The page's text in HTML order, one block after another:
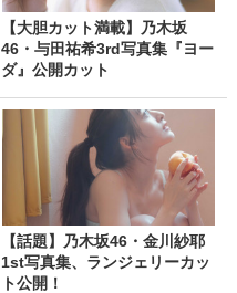
【大胆カット満載】乃木坂
46・与田祐希3rd写真集『ヨー
ダ』公開カット
【話題】乃木坂46・金川紗耶
1st写真集、ランジェリーカッ
ト公開！